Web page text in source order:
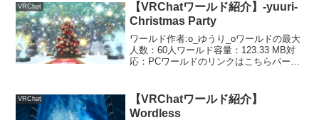
VRChat
【VRChatワールド紹介】-yuuri-
Christmas Party
ワールド作者:o_ゆうり_oワールドの最大
人数：60人ワールド容量：123.33 MB対
応：PCワールドのリンクはこちらパーテ
ロウィンのワールドも紹介したことがあ
ります...
VRChat
【VRChatワールド紹介】
Wordless